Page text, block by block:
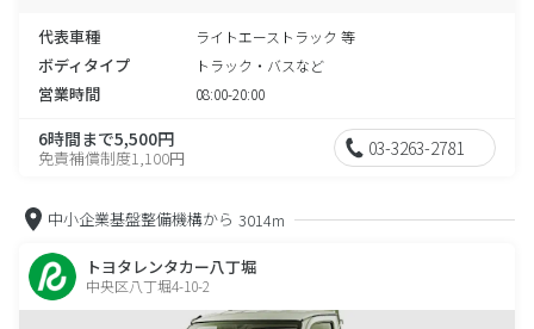
代表車種 ライトエーストラック 等
ボディタイプ トラック・バスなど
営業時間 08:00-20:00
6時間まで5,500円
免責補償制度1,100円 03-3263-2781
中小企業基盤整備機構から 3014m
トヨタレンタカー八丁堀
中央区八丁堀4-10-2